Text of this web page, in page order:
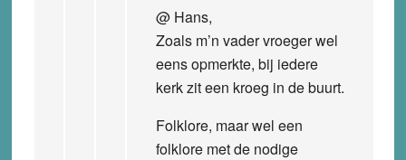
@ Hans,
Zoals m’n vader vroeger wel
eens opmerkte, bij iedere
kerk zit een kroeg in de buurt.
Folklore, maar wel een
folklore met de nodige